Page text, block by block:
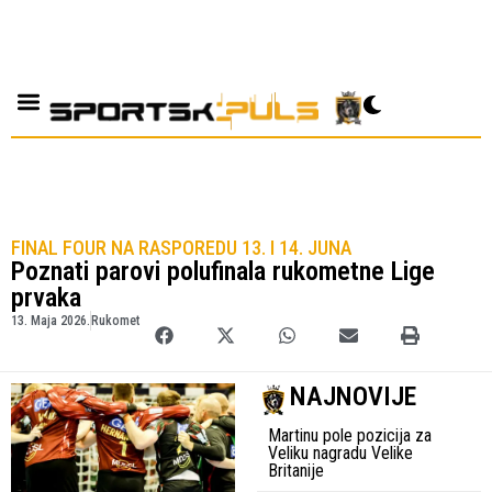
FINAL FOUR NA RASPOREDU 13. I 14. JUNA
Poznati parovi polufinala rukometne Lige
prvaka
13. Maja 2026. Rukomet
NAJNOVIJE
Martinu pole pozicija za
Veliku nagradu Velike
Britanije